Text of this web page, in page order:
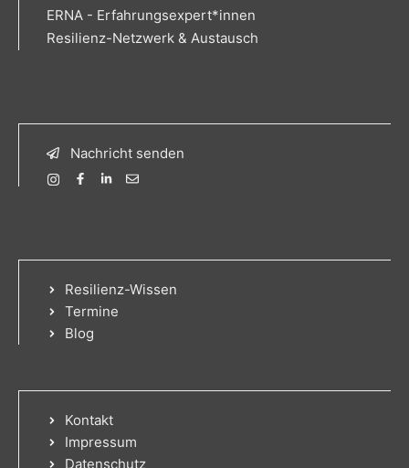
ERNA - Erfahrungsexpert*innen
Resilienz-Netzwerk & Austausch
Nachricht senden
Resilienz-Wissen
Termine
Blog
Kontakt
Impressum
Datenschutz